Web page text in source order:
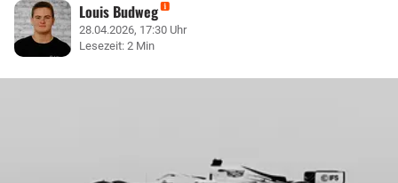
Louis Budweg
28.04.2026, 17:30 Uhr
Lesezeit: 2 Min